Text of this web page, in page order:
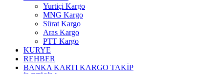
Yurtiçi Kargo
MNG Kargo
Sürat Kargo
Aras Kargo
PTT Kargo
KURYE
REHBER
BANKA KARTI KARGO TAKİP